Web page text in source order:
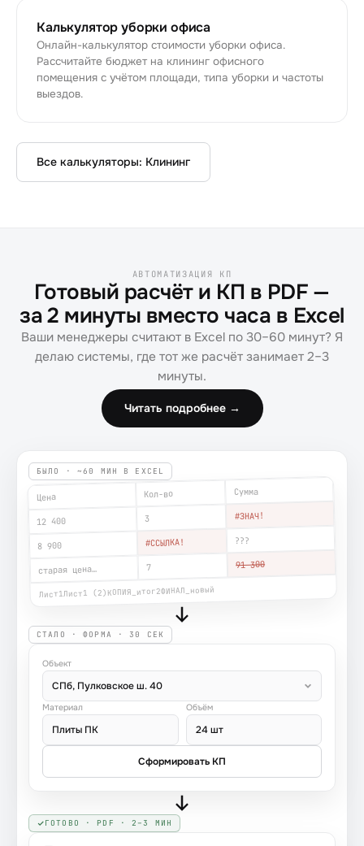
Калькулятор уборки офиса
Онлайн-калькулятор стоимости уборки офиса.
Рассчитайте бюджет на клининг офисного
помещения с учётом площади, типа уборки и частоты
выездов.
Все калькуляторы: Клининг
АВТОМАТИЗАЦИЯ КП
Готовый расчёт и КП в PDF —
за 2 минуты вместо часа в Excel
Ваши менеджеры считают в Excel по 30–60 минут? Я
делаю системы, где тот же расчёт занимает 2–3
минуты.
Читать подробнее →
БЫЛО · ~60 МИН В EXCEL
Цена Кол-во Сумма
12 400 3 #ЗНАЧ!
8 900 #ССЫЛКА! ???
старая цена… 7 91 300
Лист1Лист1 (2)КОПИЯ_итог2ФИНАЛ_новый
СТАЛО · ФОРМА · 30 СЕК
Объект
СПб, Пулковское ш. 40
Материал
Плиты ПК
Объём
24 шт
Сформировать КП
ГОТОВО · PDF · 2–3 МИН